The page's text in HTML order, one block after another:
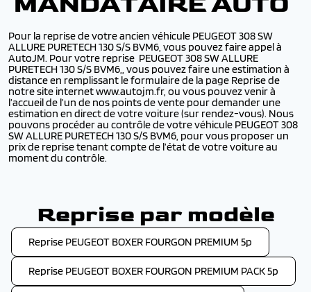
Pour la reprise de votre ancien véhicule PEUGEOT 308 SW
ALLURE PURETECH 130 S/S BVM6, vous pouvez faire appel à
AutoJM. Pour votre reprise PEUGEOT 308 SW ALLURE
PURETECH 130 S/S BVM6,, vous pouvez faire une estimation à
distance en remplissant le formulaire de la page Reprise de
notre site internet www.autojm.fr, ou vous pouvez venir à
l’accueil de l’un de nos points de vente pour demander une
estimation en direct de votre voiture (sur rendez-vous). Nous
pouvons procéder au contrôle de votre véhicule PEUGEOT 308
SW ALLURE PURETECH 130 S/S BVM6, pour vous proposer un
prix de reprise tenant compte de l’état de votre voiture au
moment du contrôle.
Reprise par modèle
Reprise PEUGEOT BOXER FOURGON PREMIUM 5p
Reprise PEUGEOT BOXER FOURGON PREMIUM PACK 5p